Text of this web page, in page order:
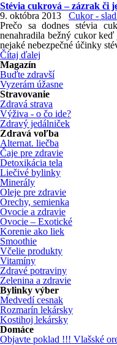
Stévia cukrová – zázrak či
9. októbra 2013
Cukor -
Prečo sa dodnes stévia
nenahradila bežný cukor
nejaké nebezpečné účinky
Čítaj ďalej
Magazín
Buďte zdravší
Vyzerám úžasne
Stravovanie
Zdravá strava
Výživa - o čo ide?
Zdravý jedálniček
Zdravá voľba
Alternat. liečba
Čaje pre zdravie
Detoxikácia tela
Liečivé bylinky
Minerály
Oleje pre zdravie
Orechy, semienka
Ovocie a zdravie
Ovocie – Exotické
Korenie ako liek
Smoothie
Včelie produkty
Vitamíny
Zdravé potraviny
Zelenina a zdravie
Bylinky výber
Medvedí cesnak
Rozmarín lekársky
Kostihoj lekársky
Domáce
Objavte poklad !!! Vlašské